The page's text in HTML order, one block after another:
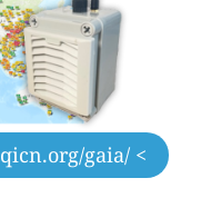
gaia/ <